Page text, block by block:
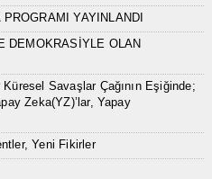
YAYINLANDI
DEMOKRASİYLE OLAN
Savaşlar Çağının Eşiğinde;
Zeka(YZ)’lar, Yapay
Yeni Fikirler